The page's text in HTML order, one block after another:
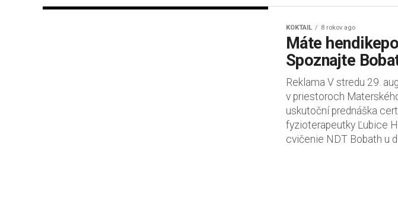
KOKTAIL 8 rokov ago
Máte
Spoznajte
Reklama V stredu 29.
v priestoroch
uskutoční prednáška
fyzioterapeutky Ľubice
cvičenie NDT Bobath u